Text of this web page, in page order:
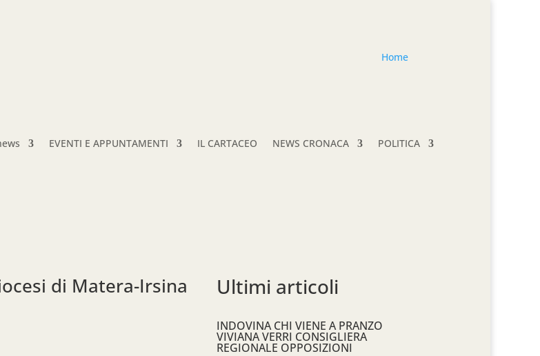
Home
EVENTI E APPUNTAMENTI IL CARTACEO NEWS CRONACA POLITICA
di Matera-Irsina Ultimi articoli
INDOVINA CHI VIENE A PRANZO
VIVIANA VERRI CONSIGLIERA
REGIONALE OPPOSIZIONI